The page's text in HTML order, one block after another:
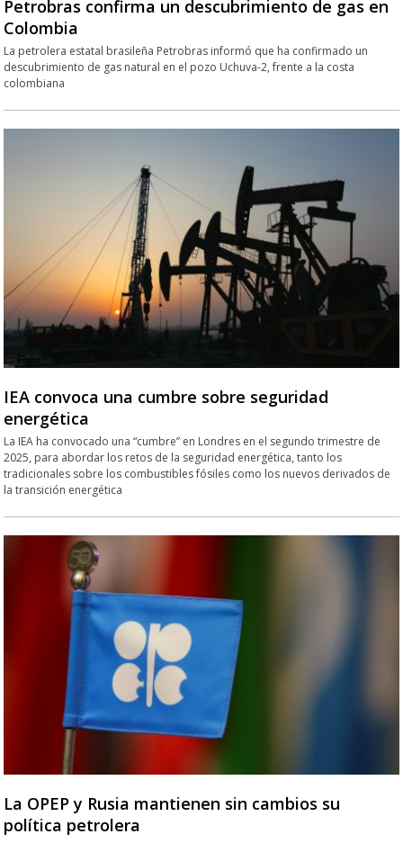
Petrobras confirma un descubrimiento de gas en
Colombia
La petrolera estatal brasileña Petrobras informó que ha confirmado un
descubrimiento de gas natural en el pozo Uchuva-2, frente a la costa
colombiana
IEA convoca una cumbre sobre seguridad
energética
La IEA ha convocado una “cumbre” en Londres en el segundo trimestre de
2025, para abordar los retos de la seguridad energética, tanto los
tradicionales sobre los combustibles fósiles como los nuevos derivados de
la transición energética
La OPEP y Rusia mantienen sin cambios su
política petrolera